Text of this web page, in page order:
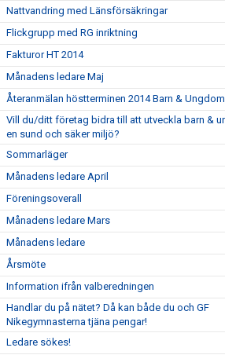
Nattvandring med Länsförsäkringar
Flickgrupp med RG inriktning
Fakturor HT 2014
Månadens ledare Maj
Återanmälan höstterminen 2014 Barn & Ungdom
Vill du/ditt företag bidra till att utveckla barn &
en sund och säker miljö?
Sommarläger
Månadens ledare April
Föreningsoverall
Månadens ledare Mars
Månadens ledare
Årsmöte
Information ifrån valberedningen
Handlar du på nätet? Då kan både du och GF
Nikegymnasterna tjäna pengar!
Ledare sökes!